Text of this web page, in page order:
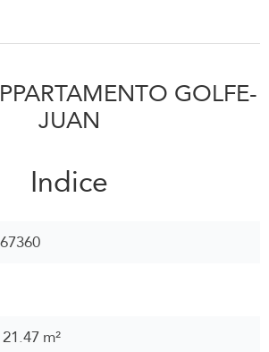
GOLFE-
JUAN
Indice
21.47 m²